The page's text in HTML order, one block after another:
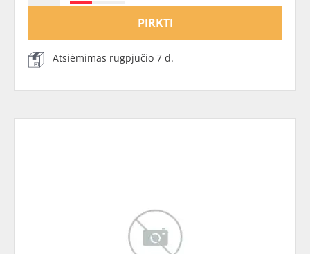
PIRKTI
Atsiėmimas rugpjūčio 7 d.